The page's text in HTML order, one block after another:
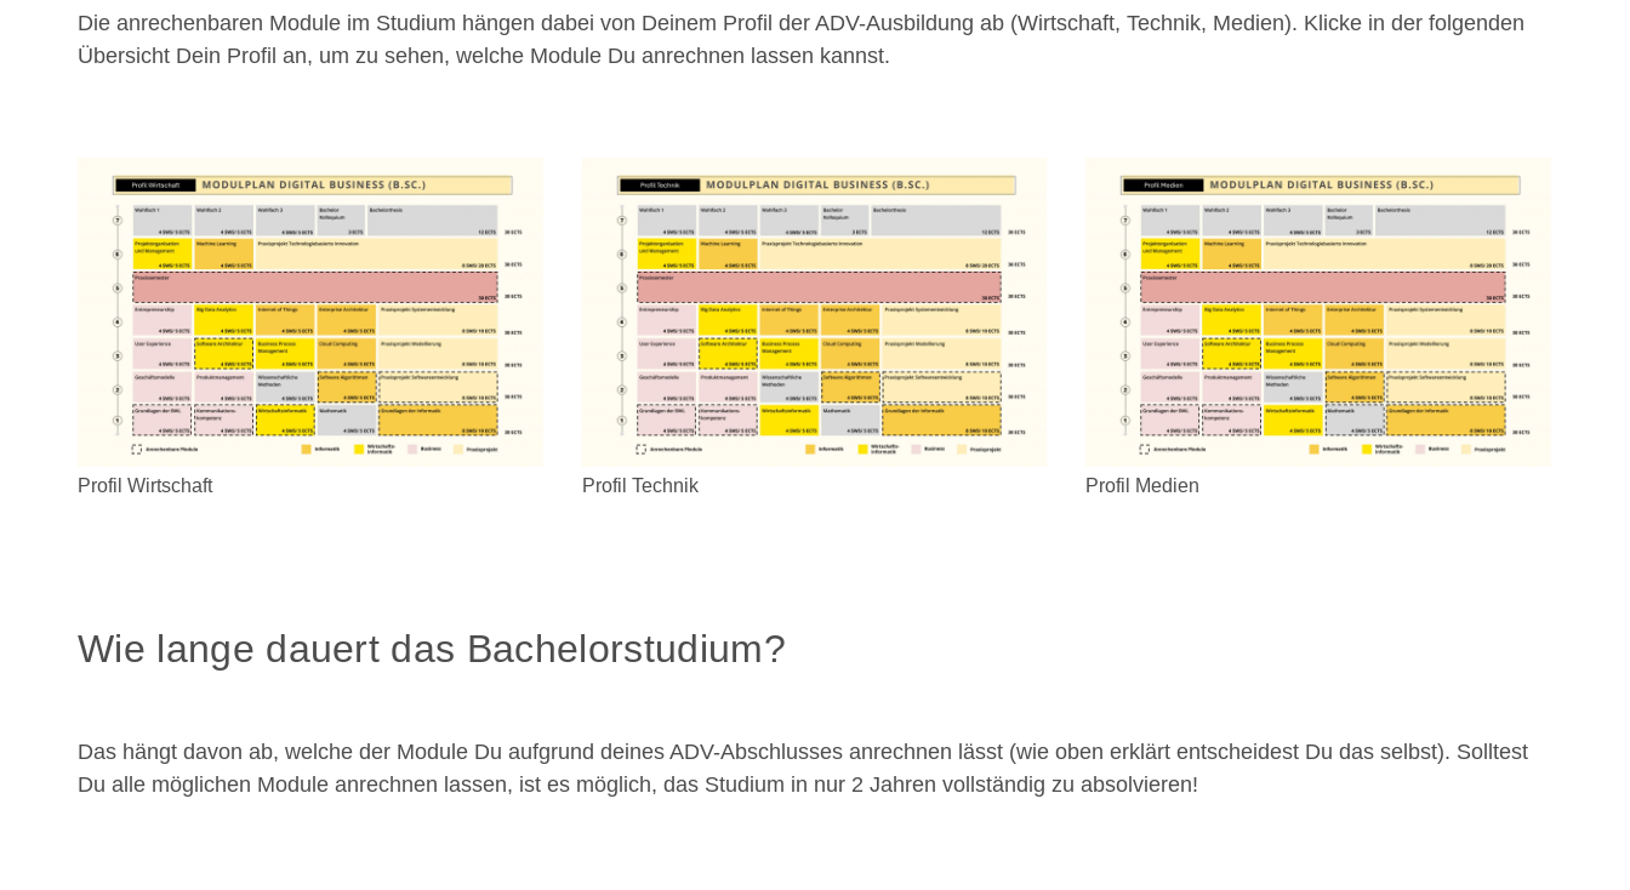
Die anrechenbaren Module im Studium hängen dabei von Deinem Profil der ADV-Ausbildung ab (Wirtschaft, Technik, Medien). Klicke in der folgenden
Übersicht Dein Profil an, um zu sehen, welche Module Du anrechnen lassen kannst.
Profil Wirtschaft Profil Technik Profil Medien
Wie lange dauert das Bachelorstudium?
Das hängt davon ab, welche der Module Du aufgrund deines ADV-Abschlusses anrechnen lässt (wie oben erklärt entscheidest Du das selbst). Solltest
Du alle möglichen Module anrechnen lassen, ist es möglich, das Studium in nur 2 Jahren vollständig zu absolvieren!